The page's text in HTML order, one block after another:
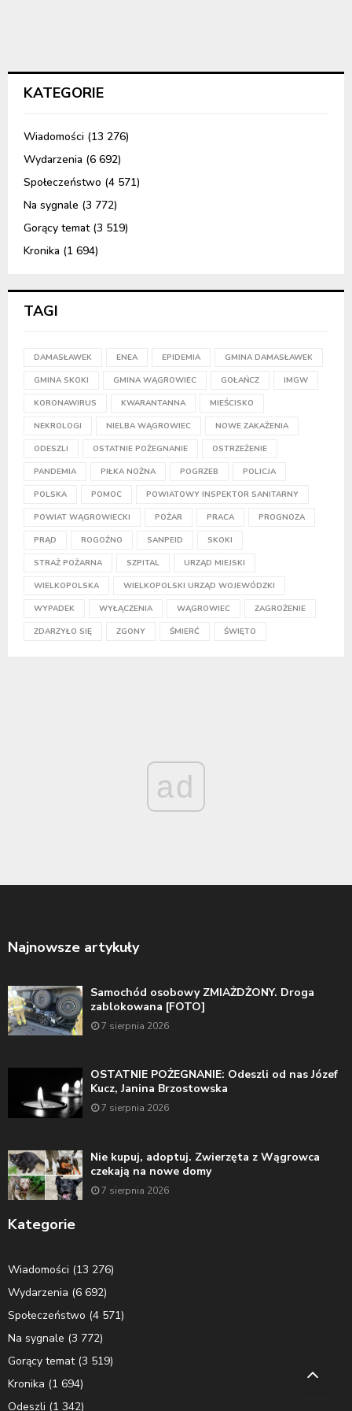
KATEGORIE
Wiadomości (13 276)
Wydarzenia (6 692)
Społeczeństwo (4 571)
Na sygnale (3 772)
Gorący temat(3 519)
Kronika (1 694)
TAGI
DAMASŁAWEK ENEA EPIDEMIA GMINA DAMASŁAWEK
GMINA SKOKI GMINA WĄGROWIEC GOŁAŃCZ IMGW
KORONAWIRUS KWARANTANNA MIEŚCISKO
NEKROLOGI NIELBA WĄGROWIEC NOWE ZAKAŻENIA
ODESZLI OSTATNIE POŻEGNANIE OSTRZEŻENIE
PANDEMIA PIŁKA NOŻNA POGRZEB POLICJA
POLSKA POMOC POWIATOWY INSPEKTOR SANITARNY
POWIAT WĄGROWIECKI POŻAR PRACA PROGNOZA
PRĄD ROGOŹNO SANPEID SKOKI
STRAŻ POŻARNA SZPITAL URZĄD MIEJSKI
WIELKOPOLSKA WIELKOPOLSKI URZĄD WOJEWÓDZKI
WYPADEK WYŁĄCZENIA WĄGROWIEC ZAGROŻENIE
ZDARZYŁO SIĘ ZGONY ŚMIERĆ ŚWIĘTO
ad
Najnowsze artykuły
Samochód osobowy ZMIAŻDŻONY. Droga
zablokowana [FOTO]
7 sierpnia 2026
OSTATNIE POŻEGNANIE: Odeszli od nas Józef
Kucz, Janina Brzostowska
7 sierpnia 2026
Nie kupuj, adoptuj. Zwierzęta z Wągrowca
czekają na nowe domy
7 sierpnia 2026
Kategorie
Wiadomości (13 276)
Wydarzenia (6 692)
Społeczeństwo (4 571)
Na sygnale (3 772)
Gorący temat(3 519)
Kronika (1 694)
Odeszli (1 342)